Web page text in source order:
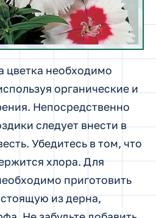
цветка необходимо
органические и
Непосредственно
следует внести в
Убедитесь в том, что
хлора. Для
приготовить
из дерна,